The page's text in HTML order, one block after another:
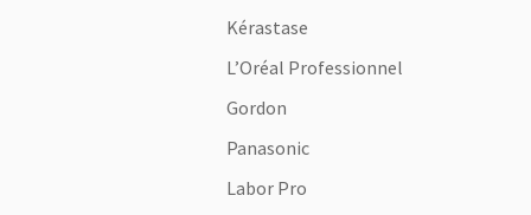
Kérastase
L’Oréal Professionnel
Gordon
Panasonic
Labor Pro